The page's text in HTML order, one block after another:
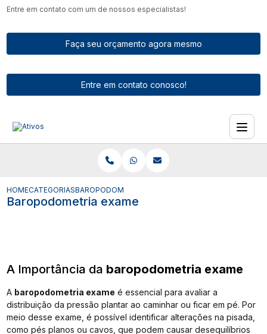
Entre em contato com um de nossos especialistas!
Faça seu orçamento agora mesmo
Entre em contato conosco!
HOMECATEGORIASBAROPODOMETRIA EXAME​
Baropodometria exame​
A Importância da baropodometria exame​
A baropodometria exame​ é essencial para avaliar a
distribuição da pressão plantar ao caminhar ou ficar em pé. Por
meio desse exame, é possível identificar alterações na pisada,
como pés planos ou cavos, que podem causar desequilíbrios